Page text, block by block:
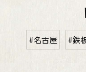
#名古屋 #鉄